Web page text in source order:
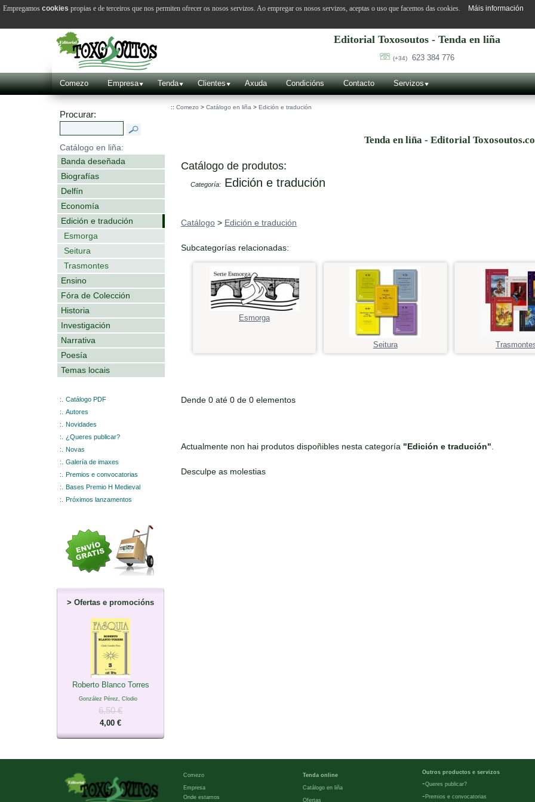
Editorial Toxosoutos - Tenda en liña
(+34) 623 384 776
Comezo Empresa Tenda Clientes Axuda Condicións Contacto Servizos
Procurar:
Catálogo en liña:
Banda deseñada
Biografías
Delfín
Economía
Edición e tradución
Esmorga
Seitura
Trasmontes
Ensino
Fóra de Colección
Historia
Investigación
Narrativa
Poesía
Temas locais
:.
Catálogo PDF
:.
Autores
:.
Novidades
:.
¿Queres publicar?
:.
Novas
:.
Galería de imaxes
:.
Premios e convocatorias
:.
Bases Premio H Medieval
:.
Próximos lanzamentos
> Ofertas e promocións
Roberto Blanco Torres
González Pérez, Clodio
6,50 €
4,00 €
:: Comezo > Catálogo en liña > Edición e tradución
Tenda en liña - Editorial
Catálogo de produtos:
Categoría: Edición e tradución
Catálogo > Edición e tradución
Subcategorías relacionadas:
Esmorga
Seitura
Dende 0 até 0 de 0 elementos
Actualmente non hai produtos dispoñibles nesta categoría "Edición e tradución"
Desculpe as molestias
Comezo
Empresa
Onde estamos
Tenda online
Catálogo en liña
Ofertas
Outros productos e servizos
-Queres publicar?
- Premios e convocatorias
Empregamos cookies propias e de terceiros que nos permiten ofrecer os nosos servizos. Ao empregar os nosos servizos, aceptas o uso que facemos das cookies. Máis información